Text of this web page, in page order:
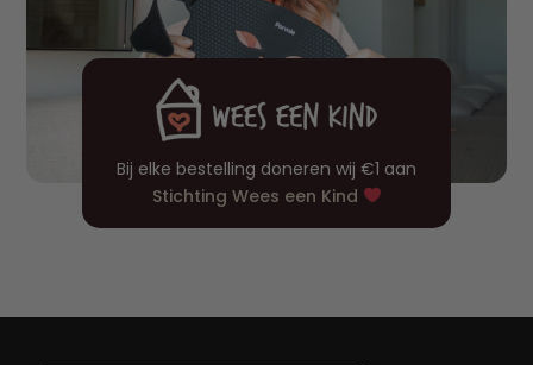
Bij elke bestelling doneren wij €1 aan
Stichting Wees een Kind